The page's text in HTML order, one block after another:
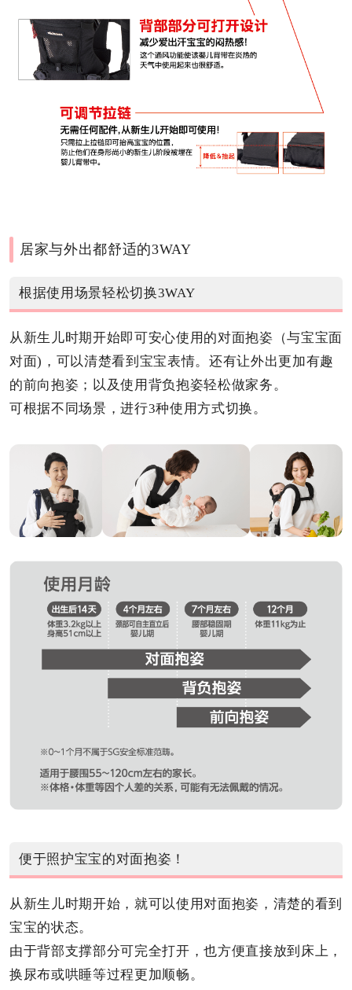
居家与外出都舒适的3WAY
根据使用场景轻松切换3WAY
从新生儿时期开始即可安心使用的对面抱姿（与宝宝面
对面)，可以清楚看到宝宝表情。还有让外出更加有趣
的前向抱姿；以及使用背负抱姿轻松做家务。
可根据不同场景，进行3种使用方式切换。
便于照护宝宝的对面抱姿！
从新生儿时期开始，就可以使用对面抱姿，清楚的看到
宝宝的状态。
由于背部支撑部分可完全打开，也方便直接放到床上，
换尿布或哄睡等过程更加顺畅。